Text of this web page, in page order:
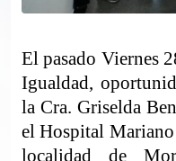
El pasado Viernes
Igualdad,
la Cra. Griselda
el Hospital
localidad de